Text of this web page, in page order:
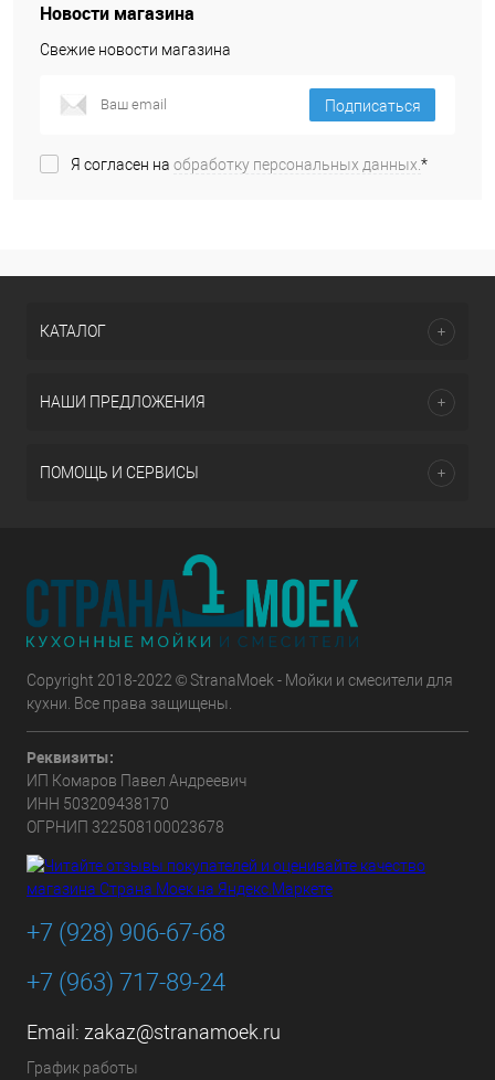
Новости магазина
Свежие новости магазина
Подписаться
Я согласен на обработку персональных данных.*
КАТАЛОГ
НАШИ ПРЕДЛОЖЕНИЯ
ПОМОЩЬ И СЕРВИСЫ
Copyright 2018-2022 © StranaMoek - Мойки и смесители для
кухни. Все права защищены.
Реквизиты:
ИП Комаров Павел Андреевич
ИНН 503209438170
ОГРНИП 322508100023678
+7 (928) 906-67-68
+7 (963) 717-89-24
Email: zakaz@stranamoek.ru
График работы